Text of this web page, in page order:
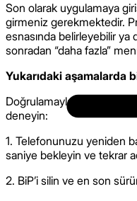
Son olarak uygulamaya
girmeniz gerekmektedir.
esnasında belirleyebilir ya
sonradan “daha fazla”
Yukarıdaki aşamalarda
Doğrulamayla ilgili sorun
deneyin:
1. Telefonunuzu yeniden
saniye bekleyin ve tekrar
2. BiP’i silin ve en son